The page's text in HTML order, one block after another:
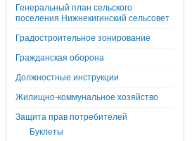
Генеральный план сельского
поселения Нижнекигинский сельсовет
Градостроительное зонирование
Гражданская оборона
Должностные инструкции
Жилищно-коммунальное хозяйство
Защита прав потребителей
Буклеты